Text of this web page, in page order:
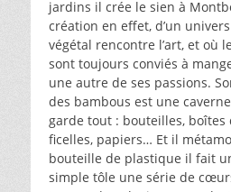
jardins il crée le sien à
création en effet, d’un
végétal rencontre l’art, et où
sont toujours conviés à
une autre de ses passions.
des bambous est une
garde tout : bouteilles, boîtes
ficelles, papiers… Et il
bouteille de plastique il fait
simple tôle une série de